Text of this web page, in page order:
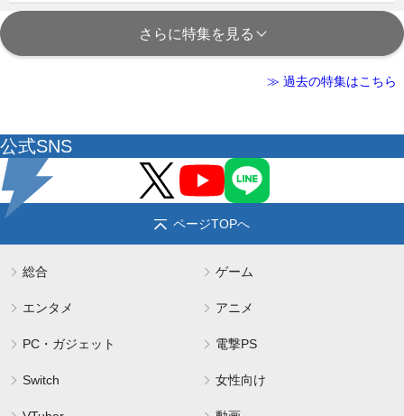
さらに特集を見る
≫ 過去の特集はこちら
公式SNS
ページTOPへ
総合 ゲーム
エンタメ アニメ
PC・ガジェット 電撃PS
Switch 女性向け